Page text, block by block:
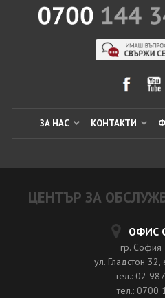
ЗА НАС КОНТАКТИ
ЦЕНТЪР ЗА
ОФИС
гр. София
ул. Гладстон
тел.: 02
тел.: 0700